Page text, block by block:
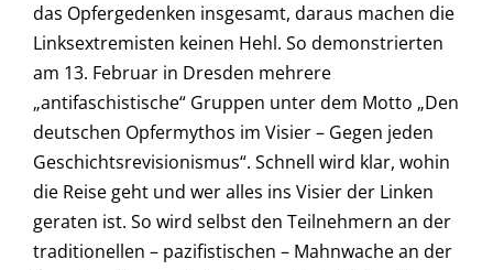
das Opfergedenken insgesamt, daraus machen die
Linksextremisten keinen Hehl. So demonstrierten
am 13. Februar in Dresden mehrere
„antifaschistische“ Gruppen unter dem Motto „Den
deutschen Opfermythos im Visier – Gegen jeden
Geschichtsrevisionismus“. Schnell wird klar, wohin
die Reise geht und wer alles ins Visier der Linken
geraten ist. So wird selbst den Teilnehmern an der
traditionellen – pazifistischen – Mahnwache an der